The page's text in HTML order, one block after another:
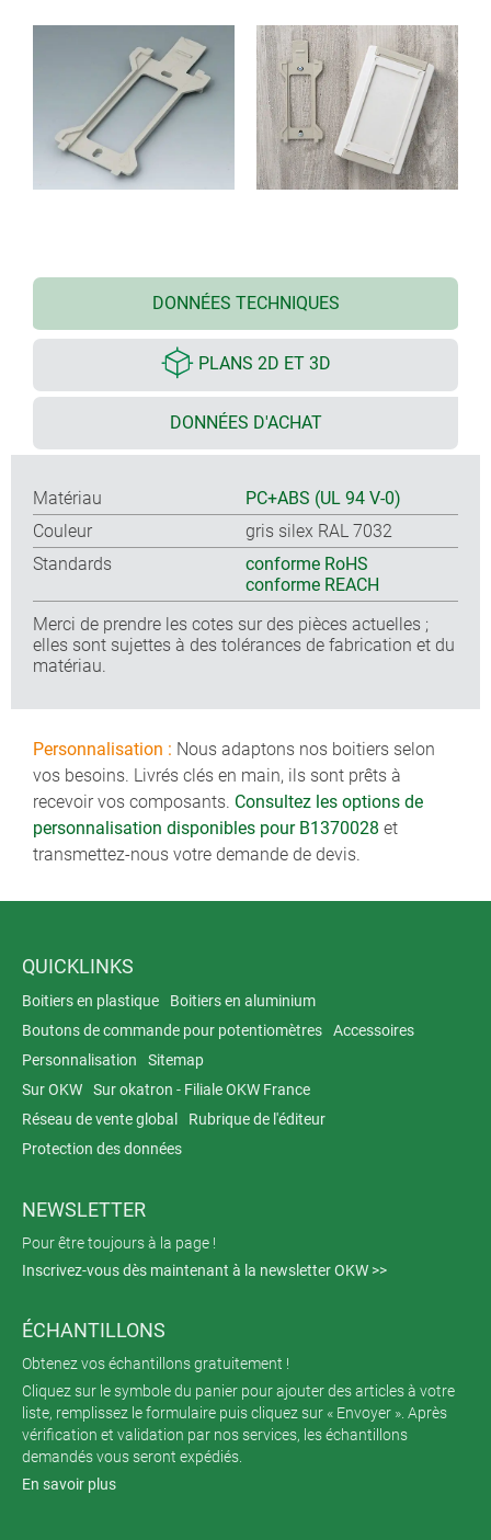
DONNÉES TECHNIQUES
PLANS 2D ET 3D
DONNÉES D'ACHAT
Matériau
PC+ABS (UL 94 V-0)
Couleur
gris silex RAL 7032
Standards
conforme RoHS
conforme REACH
Merci de prendre les cotes sur des pièces actuelles ;
elles sont sujettes à des tolérances de fabrication et du
matériau.
Personnalisation : Nous adaptons nos boitiers selon
vos besoins. Livrés clés en main, ils sont prêts à
recevoir vos composants. Consultez les options de
personnalisation disponibles pour B1370028 et
transmettez-nous votre demande de devis.
QUICKLINKS
Boitiers en plastique
Boitiers en aluminium
Boutons de commande pour potentiomètres
Accessoires
Personnalisation
Sitemap
Sur OKW
Sur okatron - Filiale OKW France
Réseau de vente global
Rubrique de l'éditeur
Protection des données
NEWSLETTER
Pour être toujours à la page !
Inscrivez-vous dès maintenant à la newsletter OKW >>
ÉCHANTILLONS
Obtenez vos échantillons gratuitement !
Cliquez sur le symbole du panier pour ajouter des articles à votre
liste, remplissez le formulaire puis cliquez sur « Envoyer ». Après
vérification et validation par nos services, les échantillons
demandés vous seront expédiés.
En savoir plus